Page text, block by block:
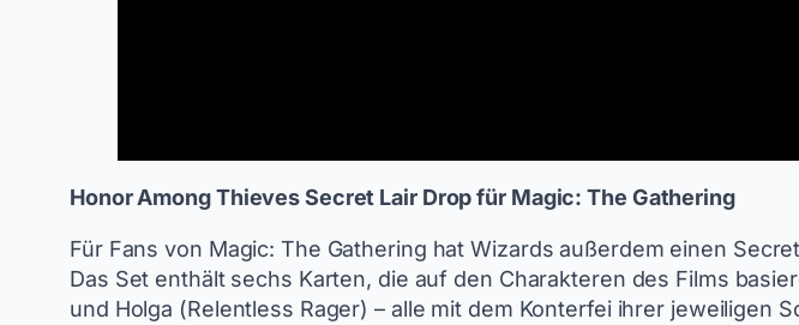
Honor Among Thieves Secret Lair Drop für Magic: The Gathering
Für Fans von Magic: The Gathering hat Wizards außerdem einen
Das Set enthält sechs Karten, die auf den Charakteren des Films
und Holga (Relentless Rager) – alle mit dem Konterfei ihrer jeweiligen